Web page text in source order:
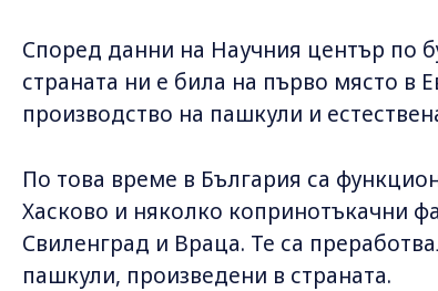
Според данни на Научния център по
страната ни е била на първо място в
производство на пашкули и
По това време в България са
Хасково и няколко копринотъкачни
Свиленград и Враца. Те са
пашкули, произведени в страната.